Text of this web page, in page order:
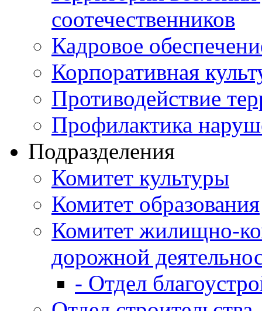
соотечественников
Кадровое
Корпоративная
Противодействие
Профилактика
Подразделения
Комитет культуры
Комитет образования
Комитет жилищно-
дорожной
- Отдел